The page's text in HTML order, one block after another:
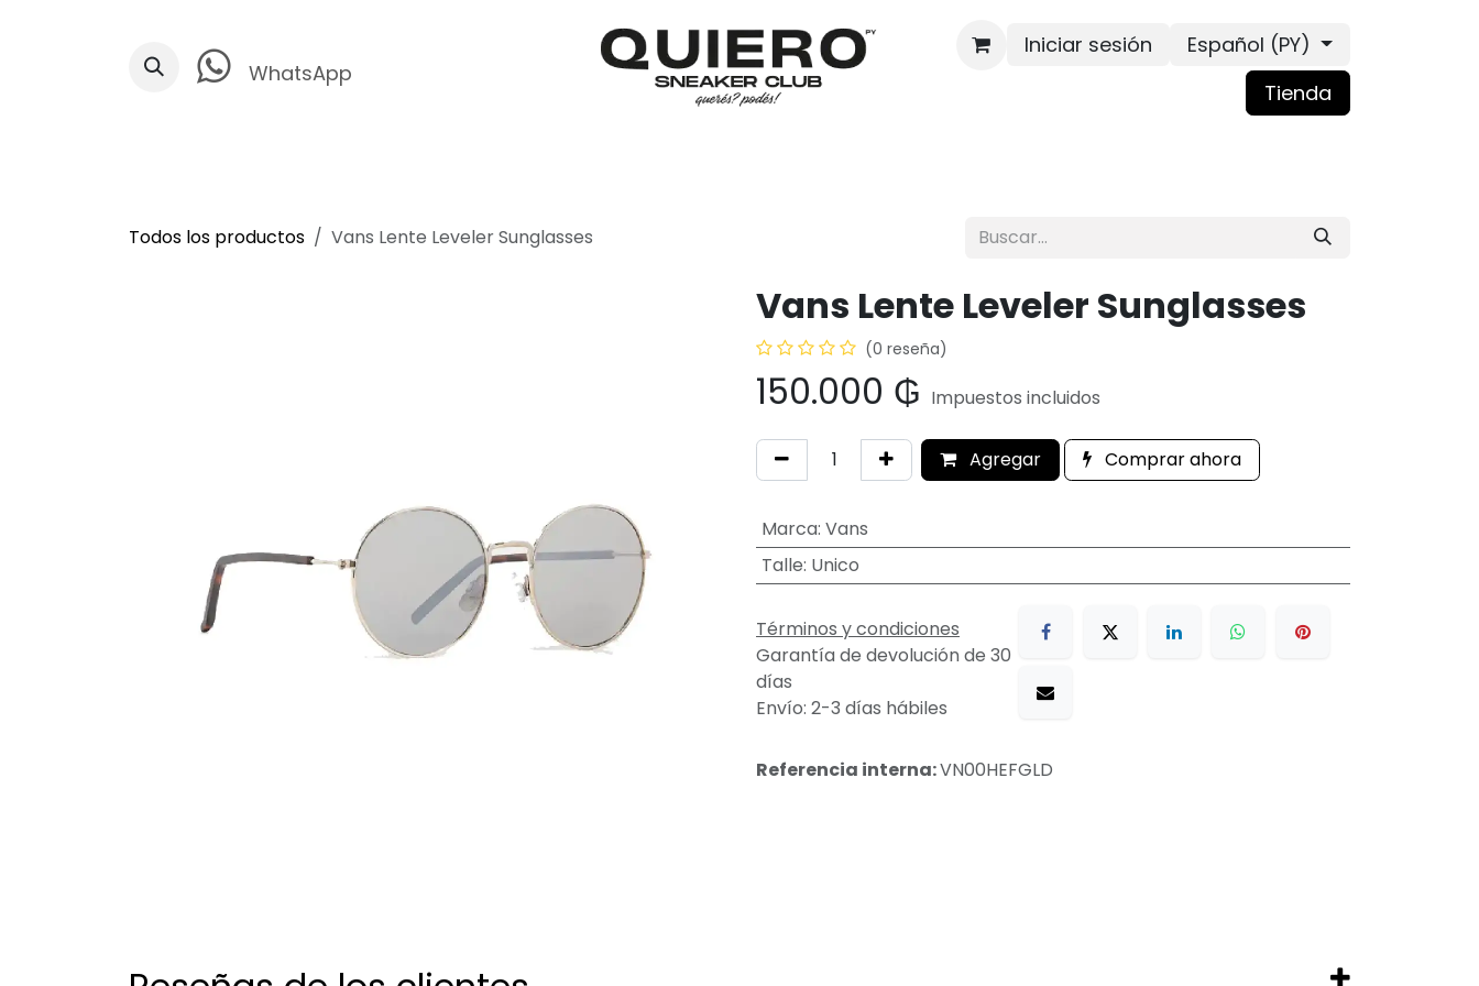
WhatsApp
Iniciar sesión
Español (PY)
Tienda
Todos los productos Vans Lente Leveler Sunglasses
Vans Lente Leveler Sunglasses
(0 reseña)
150.000 ₲ Impuestos incluidos
Agregar Comprar ahora
Marca: Vans
Talle: Unico
Términos y condiciones
Garantía de devolución de 30
días
Envío: 2-3 días hábiles
Referencia interna:VN00HEFGLD